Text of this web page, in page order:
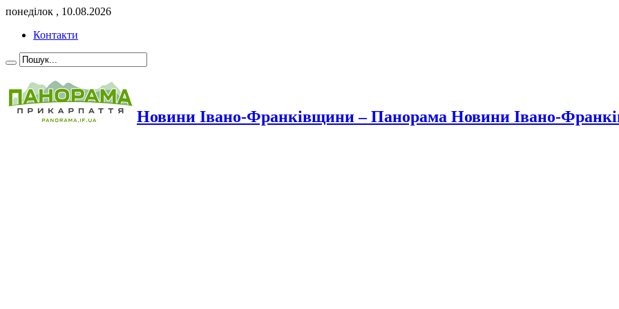
понеділок , 10.08.2026
Контакти
Новини Івано-Франківщини – Панорама Новини Івано-